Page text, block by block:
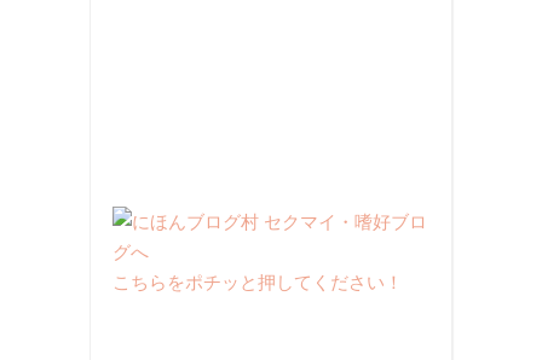
こちらをポチッと押してください！